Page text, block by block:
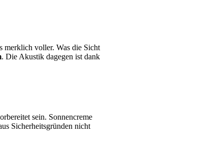
merklich voller. Was die Sicht
. Die Akustik dagegen ist dank
sein. Sonnencreme
Sicherheitsgründen nicht